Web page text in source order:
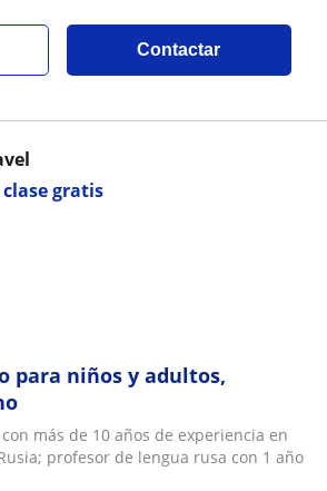
Contactar
clase gratis
para niños y adultos,
más de 10 años de experiencia en
profesor de lengua rusa con 1 año